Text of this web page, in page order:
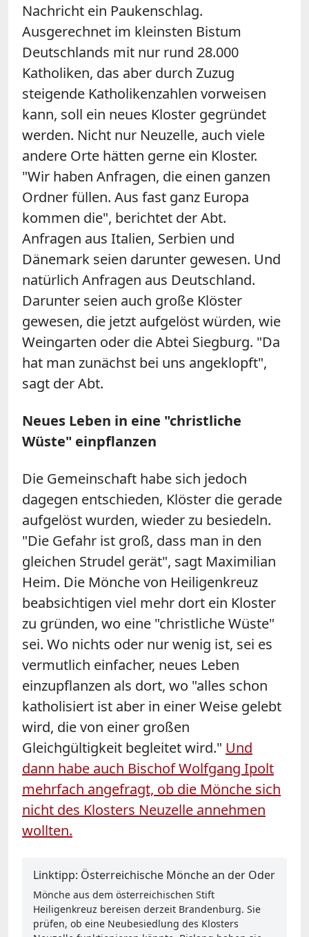
Nachricht ein Paukenschlag.
Ausgerechnet im kleinsten Bistum
Deutschlands mit nur rund 28.000
Katholiken, das aber durch Zuzug
steigende Katholikenzahlen vorweisen
kann, soll ein neues Kloster gegründet
werden. Nicht nur Neuzelle, auch viele
andere Orte hätten gerne ein Kloster.
"Wir haben Anfragen, die einen ganzen
Ordner füllen. Aus fast ganz Europa
kommen die", berichtet der Abt.
Anfragen aus Italien, Serbien und
Dänemark seien darunter gewesen. Und
natürlich Anfragen aus Deutschland.
Darunter seien auch große Klöster
gewesen, die jetzt aufgelöst würden, wie
Weingarten oder die Abtei Siegburg. "Da
hat man zunächst bei uns angeklopft",
sagt der Abt.
Neues Leben in eine "christliche
Wüste" einpflanzen
Die Gemeinschaft habe sich jedoch
dagegen entschieden, Klöster die gerade
aufgelöst wurden, wieder zu besiedeln.
"Die Gefahr ist groß, dass man in den
gleichen Strudel gerät", sagt Maximilian
Heim. Die Mönche von Heiligenkreuz
beabsichtigen viel mehr dort ein Kloster
zu gründen, wo eine "christliche Wüste"
sei. Wo nichts oder nur wenig ist, sei es
vermutlich einfacher, neues Leben
einzupflanzen als dort, wo "alles schon
katholisiert ist aber in einer Weise gelebt
wird, die von einer großen
Gleichgültigkeit begleitet wird." Und
dann habe auch Bischof Wolfgang Ipolt
mehrfach angefragt, ob die Mönche sich
nicht des Klosters Neuzelle annehmen
wollten.
Linktipp: Österreichische Mönche an der Oder
Mönche aus dem österreichischen Stift
Heiligenkreuz bereisen derzeit Brandenburg. Sie
prüfen, ob eine Neubesiedlung des Klosters